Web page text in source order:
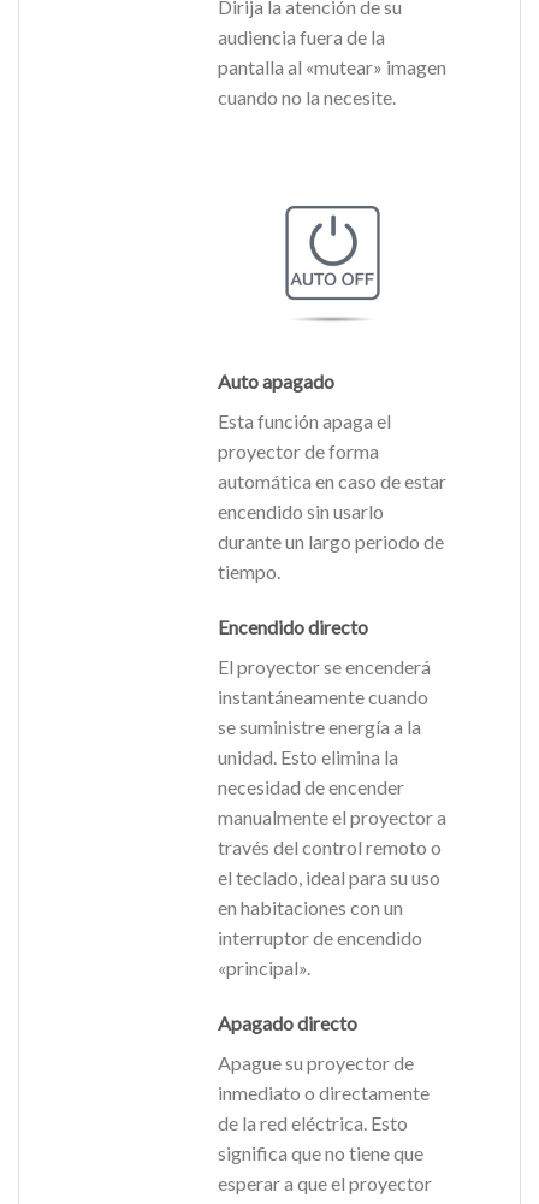
Dirija la atención de su
audiencia fuera de la
pantalla al «mutear» imagen
cuando no la necesite.
Auto apagado
Esta función apaga el
proyector de forma
automática en caso de estar
encendido sin usarlo
durante un largo periodo de
tiempo.
Encendido directo
El proyector se encenderá
instantáneamente cuando
se suministre energía a la
unidad. Esto elimina la
necesidad de encender
manualmente el proyector a
través del control remoto o
el teclado, ideal para su uso
en habitaciones con un
interruptor de encendido
«principal».
Apagado directo
Apague su proyector de
inmediato o directamente
de la red eléctrica. Esto
significa que no tiene que
esperar a que el proyector